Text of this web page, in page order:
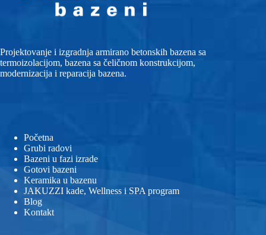
Projektovanje i izgradnja armirano betonskih bazena sa
termoizolacijom, bazena sa čeličnom konstrukcijom,
modernizacija i reparacija bazena.
Početna
Grubi radovi
Bazeni u fazi izrade
Gotovi bazeni
Keramika u bazenu
JAKUZZI kade, Wellness i SPA program
Blog
Kontakt